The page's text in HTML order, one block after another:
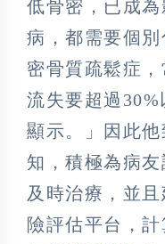
低骨密，已成
病，都需要個
密骨質疏鬆症
流失要超過
顯示。」因此
知，積極為病
及時治療，並
險評估平台，